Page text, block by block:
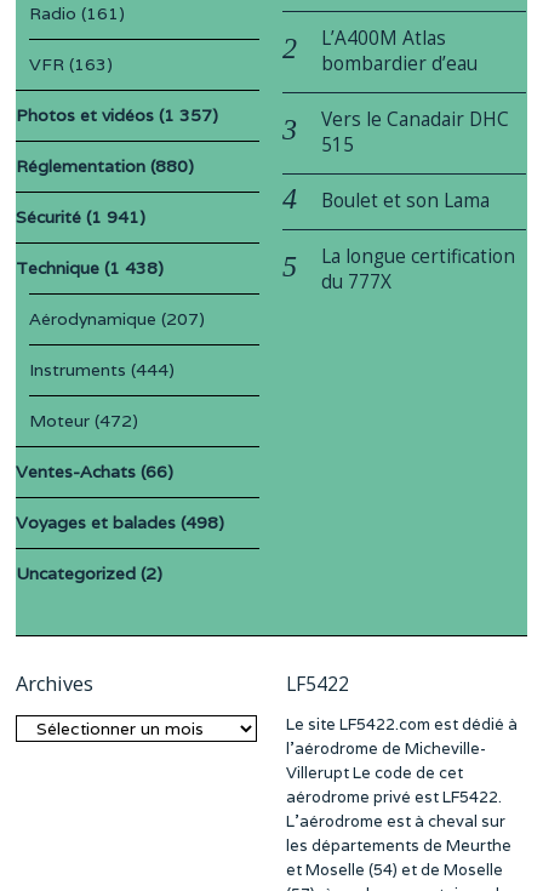
Radio (161)
VFR (163)
Photos et vidéos (1 357)
Réglementation (880)
Sécurité (1 941)
Technique (1 438)
Aérodynamique (207)
Instruments (444)
Moteur (472)
Ventes-Achats (66)
Voyages et balades (498)
Uncategorized (2)
L’A400M Atlas
bombardier d’eau
Vers le Canadair DHC
515
Boulet et son Lama
La longue certification
du 777X
Archives
Archives
LF5422
Le site LF5422.com est dédié à
l’aérodrome de Micheville-
Villerupt Le code de cet
aérodrome privé est LF5422.
L’aérodrome est à cheval sur
les départements de Meurthe
et Moselle (54) et de Moselle